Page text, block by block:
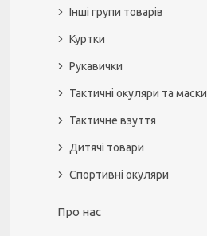
Інші групи товарів
Куртки
Рукавички
Тактичні окуляри та маски
Тактичне взуття
Дитячі товари
Спортивні окуляри
Про нас